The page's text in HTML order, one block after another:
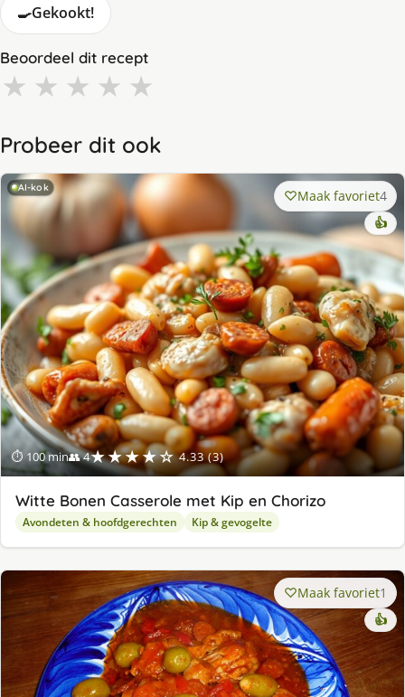
🍳Gekookt!
Beoordeel dit recept
★ ★ ★ ★ ★
Probeer dit ook
AI-kok
⏱ 100 min👥 4★★★★☆ 4.33 (3)
Maak favoriet4
👍
Witte Bonen Casserole met Kip en Chorizo
Avondeten & hoofdgerechten Kip & gevogelte
Maak favoriet1
👍